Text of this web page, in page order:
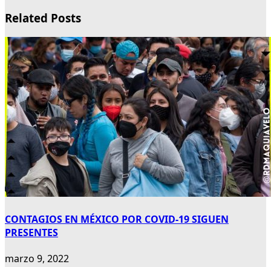
Related Posts
CONTAGIOS EN MÉXICO POR COVID-19 SIGUEN
PRESENTES
marzo 9, 2022